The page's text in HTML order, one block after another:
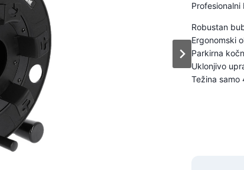
Profesionalni
Robustan
Ergonomski
Parkirna
Uklonjivo
Težina samo